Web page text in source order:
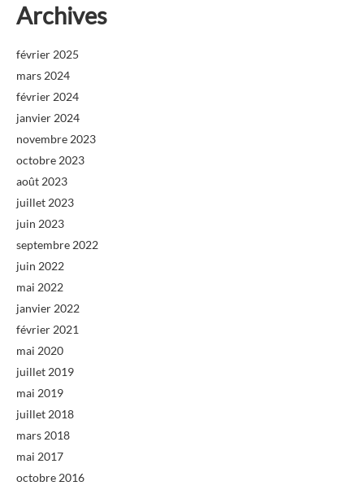
Archives
février 2025
mars 2024
février 2024
janvier 2024
novembre 2023
octobre 2023
août 2023
juillet 2023
juin 2023
septembre 2022
juin 2022
mai 2022
janvier 2022
février 2021
mai 2020
juillet 2019
mai 2019
juillet 2018
mars 2018
mai 2017
octobre 2016